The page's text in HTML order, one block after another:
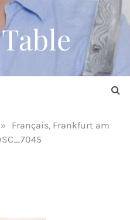
»
Français, Frankfurt am